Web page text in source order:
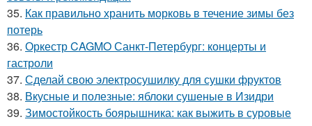
35. Как правильно хранить морковь в течение зимы без
потерь
36. Оркестр CAGMO Санкт-Петербург: концерты и
гастроли
37. Сделай свою электросушилку для сушки фруктов
38. Вкусные и полезные: яблоки сушеные в Изидри
39. Зимостойкость боярышника: как выжить в суровые